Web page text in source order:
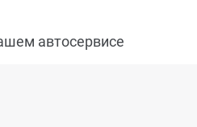
автосервисе